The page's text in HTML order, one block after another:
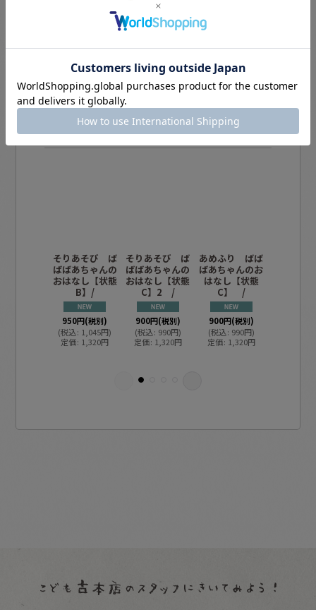
この商品を買った人は、こんな商品も買
っています
そりあそび ば
ばばあちゃんの
おはなし【状態
B】/
950円(税別)
(税込: 1,045円)
定価: 1,320円
そりあそび ば
ばばあちゃんの
おはなし【状態
C】2 /
900円(税別)
(税込: 990円)
定価: 1,320円
あめふり ばば
ばあちゃんのお
はなし【状態
C】 /
900円(税別)
(税込: 990円)
定価: 1,320円